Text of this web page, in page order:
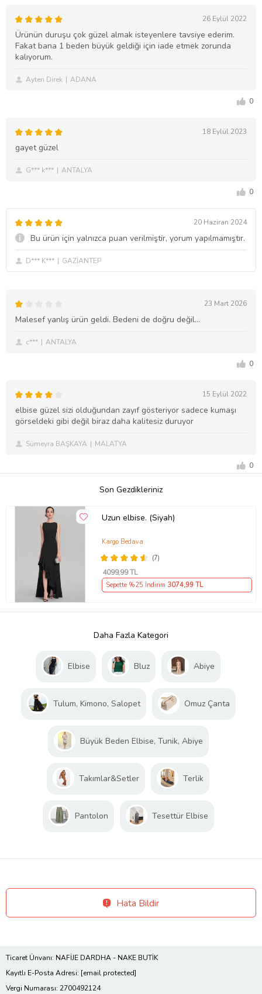
26 Eylül 2022
Ürünün duruşu çok güzel almak isteyenlere tavsiye ederim.
Fakat bana 1 beden büyük geldiği için iade etmek zorunda
kalıyorum.
Ayten Direk ADANA
0
18 Eylül 2023
gayet güzel
G*** k*** ANTALYA
0
20 Haziran 2024
Bu ürün için yalnızca puan verilmiştir, yorum yapılmamıştır.
D*** K*** GAZİANTEP
23 Mart 2026
Malesef yanlış ürün geldi. Bedeni de doğru değil…
c*** ANTALYA
0
15 Eylül 2022
elbise güzel sizi olduğundan zayıf gösteriyor sadece kumaşı
görseldeki gibi değil biraz daha kalitesiz duruyor
Sümeyra BAŞKAYA MALATYA
0
Son Gezdikleriniz
Uzun elbise. (Siyah)
(7)
Kargo Bedava
4099,99 TL
Sepette %25 İndirim 3074,99 TL
Daha Fazla Kategori
Elbise Bluz Abiye
Tulum, Kimono, Salopet Omuz Çanta
Büyük Beden Elbise, Tunik, Abiye
Takımlar&Setler Terlik
Pantolon Tesettür Elbise
Hata Bildir
Ticaret Ünvanı: NAFİJE DARDHA - NAKE BUTİK
Kayıtlı E-Posta Adresi: [email protected]
Vergi Numarası: 2700492124